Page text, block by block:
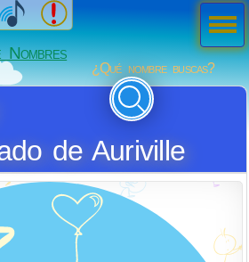
Nombres
¿Qué nombre buscas?
de Auriville
Men
ú